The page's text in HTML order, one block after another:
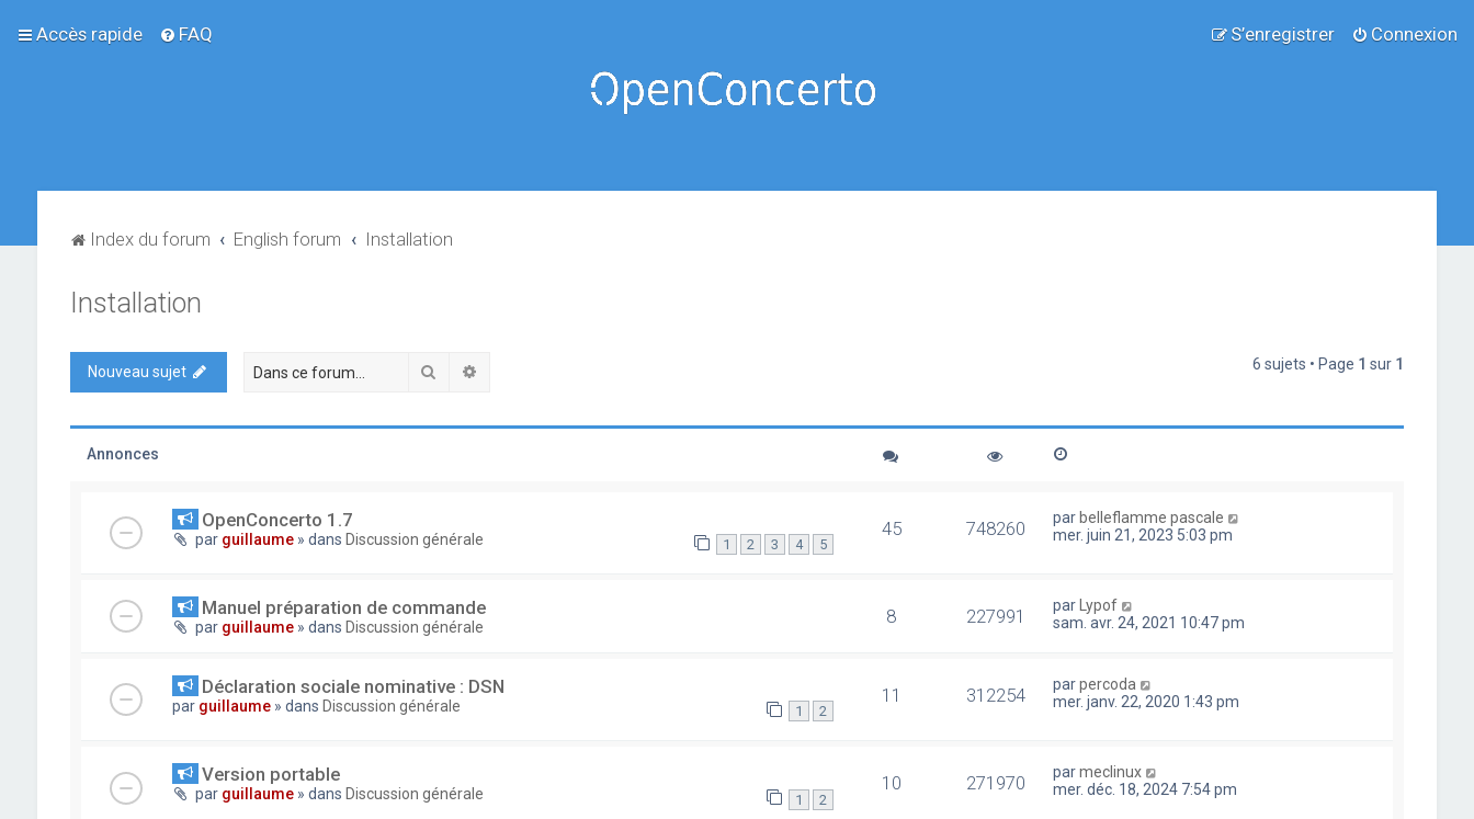
Accès rapide FAQ Connexion
S’enregistrer
Index du forum English forum Installation
Installation
Nouveau sujet Rechercher 6 sujets • Page 1 sur 1
Annonces
OpenConcerto 1.7
par guillaume » dans Discussion générale 1 2 3 4 5
45 748260 par belleflamme pascale
mer. juin 21, 2023 5:03 pm
Manuel préparation de commande
par guillaume » dans Discussion générale 8 227991 par Lypof
sam. avr. 24, 2021 10:47 pm
Déclaration sociale nominative : DSN
par guillaume » dans Discussion générale 1 2
11 312254 parpercoda
mer. janv. 22, 2020 1:43 pm
Version portable
par guillaume » dans Discussion générale 1 2
10 271970 parmeclinux
mer. déc. 18, 2024 7:54 pm